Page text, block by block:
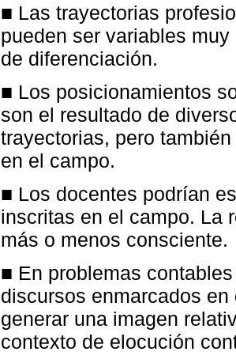
■ Las trayectorias
pueden ser variables
de diferenciación.
■ Los posicionamientos
son el resultado de
trayectorias, pero
en el campo.
■ Los docentes podrían
inscritas en el campo. La
más o menos consciente.
■ En problemas
discursos enmarcados
generar una imagen
contexto de elocución